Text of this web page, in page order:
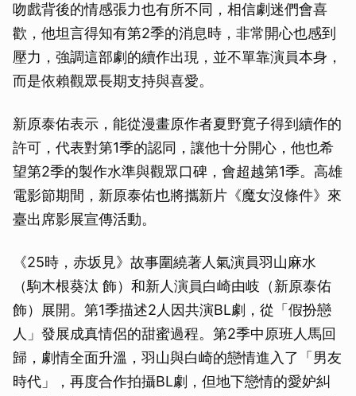
吻戲背後的情感張力也有所不同，相信劇迷們會喜
歡，他坦言得知有第2季的消息時，非常開心也感到
壓力，強調這部劇的續作出現，並不單靠演員本身，
而是依賴觀眾長期支持與喜愛。
新原泰佑表示，能從漫畫原作者夏野寛子得到續作的
許可，代表對第1季的認同，讓他十分開心，他也希
望第2季的製作水準與觀眾口碑，會超越第1季。高雄
電影節期間，新原泰佑也將攜新片《魔女沒條件》來
臺出席影展宣傳活動。
《25時，赤坂見》故事圍繞著人氣演員羽山麻水
（駒木根葵汰 飾）和新人演員白崎由岐（新原泰佑
飾）展開。第1季描述2人因共演BL劇，從「假扮戀
人」發展成真情侶的甜蜜過程。第2季中原班人馬回
歸，劇情全面升溫，羽山與白崎的戀情進入了「男友
時代」，再度合作拍攝BL劇，但地下戀情的愛妒糾